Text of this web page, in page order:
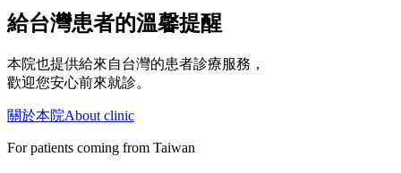
給台灣患者的溫馨提醒
本院也提供給來自台灣的患者診療服務，
歡迎您安心前來就診。
關於本院About clinic
For patients coming from Taiwan